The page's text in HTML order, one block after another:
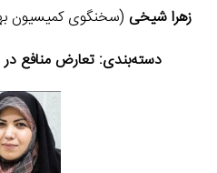
زهرا شیخی (سخنگوی کمیسیون
دسته‌بندی: تعارض منافع